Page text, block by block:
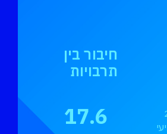
חיבור בין
תרבויות
17.6